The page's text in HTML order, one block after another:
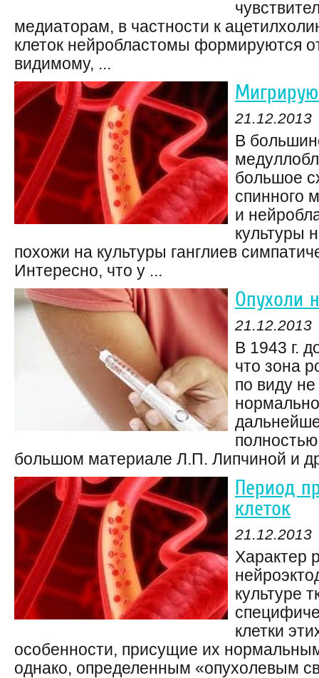
медиаторам, в частности к
клеток нейробластомы формируются
видимому, ...
21.12.2013
В
большое
спинного
и
культуры
похожи на культуры ганглиев
Интересно, что у ...
Опухоли
21.12.2013
В 1943 г.
что зона
по виду не
большом материале Л.П. Липчиной и
Период
клеток
21.12.2013
Характер
культуре
клетки
особенности, присущие их
однако, определенным «опухолевым